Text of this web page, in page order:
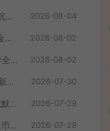
RED三端引擎传奇手游【2003我本沉默】最新整理Win系服务端+安卓苹果PC三端+详细搭建教程 2026-08-04
三网H5策略手游【三国兵临天下代金券内购七合修复版】最新整理单机一键即玩镜像端+Linux手工服务端+管理后台+GM授权后台+简易安卓客户端+详细搭建教程+视频教程 2026-08-02
卡牌回合手游【山海经异兽录11赛季全人物代金券内购版】最新整理WIN系服务端+授权GM后台+管理后台+热更修改工具+安卓+详细搭建教程 2026-08-02
GGE2互通西游【神界天海西柚】最新整理Win系服务端+安卓苹果PC三端+内置GM工具+全套源码+详细搭建教程+视频教程 2026-07-30
RED三端引擎传奇手游【聚义木剑沉默高仿嘟嘟沉默】最新整理Win系服务端+安卓苹果PC三端+详细搭建教程 2026-07-29
战神引擎传奇手游【1.76怀旧月光金币版】最新整理Win系复古服务端+安卓苹果双端+GM授权物品后台+详细搭建教程 2026-07-29